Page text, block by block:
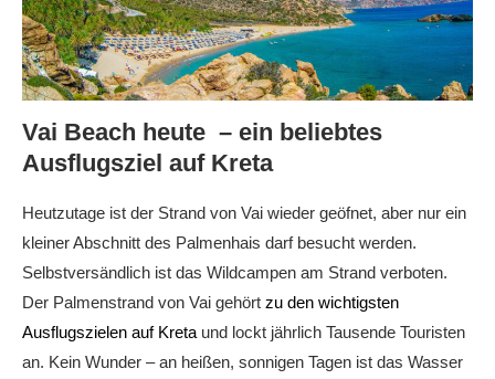
Vai Beach heute – ein beliebtes
Ausflugsziel auf Kreta
Heutzutage ist der Strand von Vai wieder geöfnet, aber nur ein
kleiner Abschnitt des Palmenhais darf besucht werden.
Selbstversändlich ist das Wildcampen am Strand verboten.
Der Palmenstrand von Vai gehört zu den wichtigsten
Ausflugszielen auf Kreta und lockt jährlich Tausende Touristen
an. Kein Wunder – an heißen, sonnigen Tagen ist das Wasser